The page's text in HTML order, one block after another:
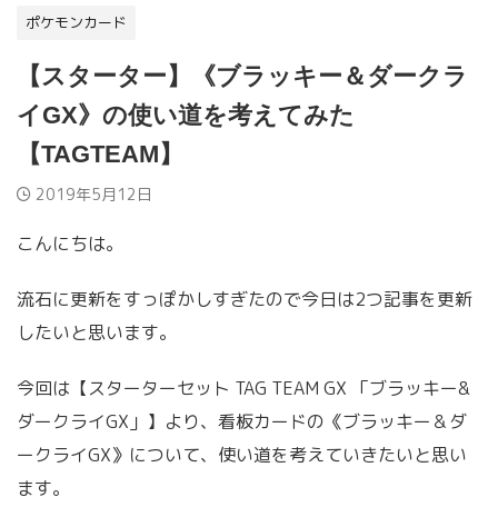
ポケモンカード
【スターター】《ブラッキー＆ダークラ
イGX》の使い道を考えてみた
【TAGTEAM】
2019年5月12日
こんにちは。
流石に更新をすっぽかしすぎたので今日は2つ記事を更新
したいと思います。
今回は【スターターセット TAG TEAM GX 「ブラッキー&
ダークライGX」】より、看板カードの《ブラッキー＆ダ
ークライGX》について、使い道を考えていきたいと思い
ます。